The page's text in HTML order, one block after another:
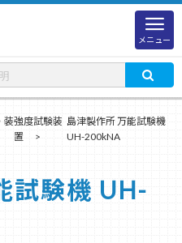
メニュー
装強度試験装
置
島津製作所 万能試験機
UH-200kNA
試験機 UH-